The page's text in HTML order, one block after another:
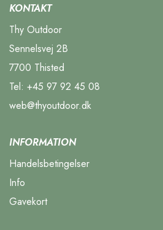
KONTAKT
Thy Outdoor
Sennelsvej 2B
7700 Thisted
Tel: +45 97 92 45 08
web@thyoutdoor.dk
INFORMATION
Handelsbetingelser
Info
Gavekort